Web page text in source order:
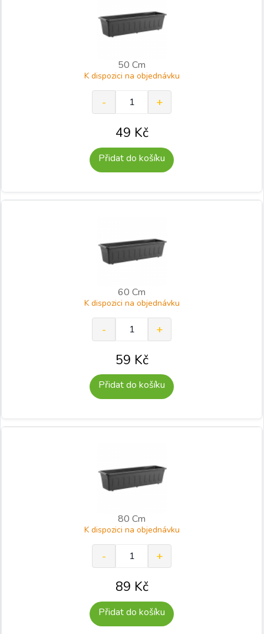
50 Cm
K dispozici na objednávku
49 Kč
Přidat do košíku
60 Cm
K dispozici na objednávku
59 Kč
Přidat do košíku
80 Cm
K dispozici na objednávku
89 Kč
Přidat do košíku